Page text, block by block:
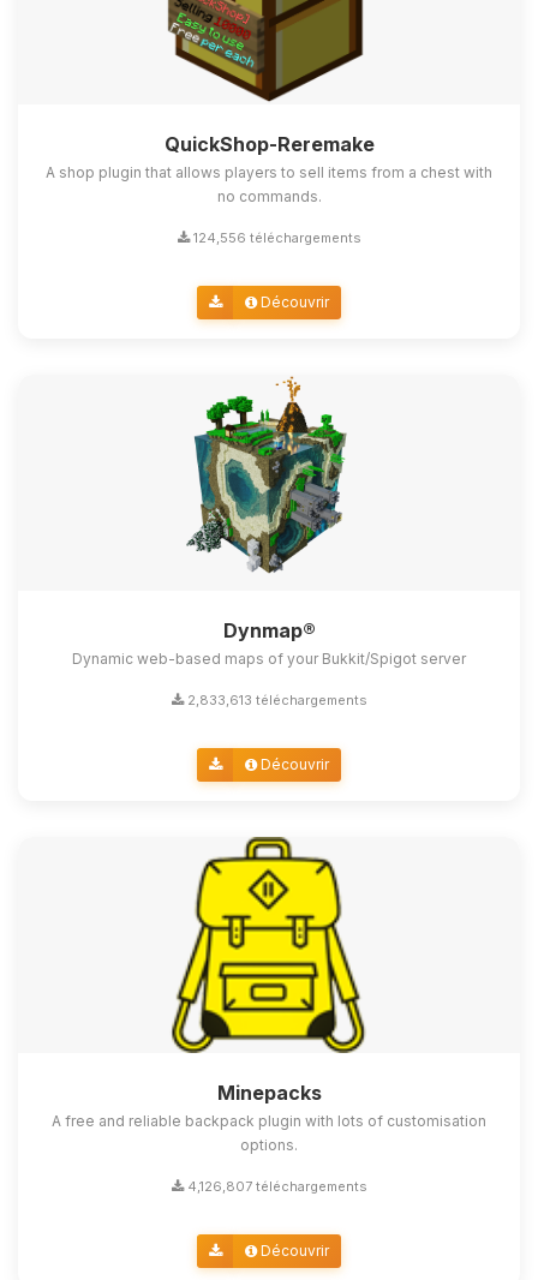
QuickShop-Reremake
A shop plugin that allows players to sell items from a chest with
no commands.
124,556 téléchargements
Découvrir
Dynmap®
Dynamic web-based maps of your Bukkit/Spigot server
2,833,613 téléchargements
Découvrir
Minepacks
A free and reliable backpack plugin with lots of customisation
options.
4,126,807 téléchargements
Découvrir